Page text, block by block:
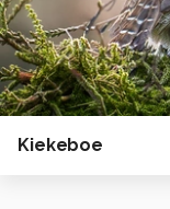
Kiekeboe